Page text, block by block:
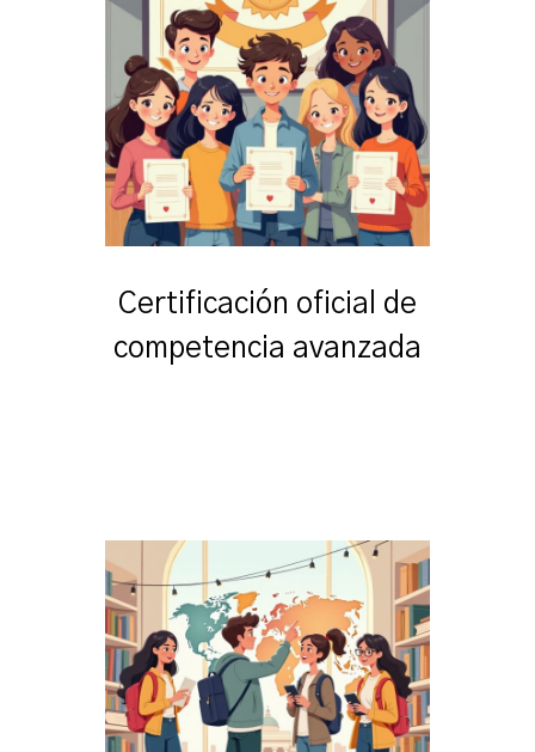
Certificación oficial de
competencia avanzada